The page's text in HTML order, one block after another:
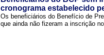
cronograma estabelecido
Os beneficiários do Benefício de
que ainda não fizeram a inscrição